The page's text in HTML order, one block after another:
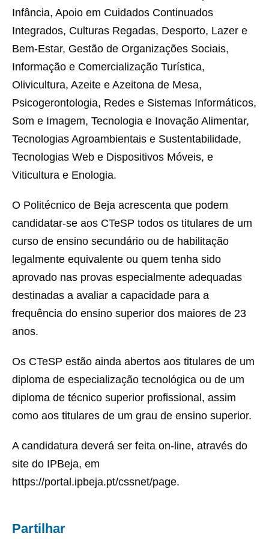
Infância, Apoio em Cuidados Continuados
Integrados, Culturas Regadas, Desporto, Lazer e
Bem-Estar, Gestão de Organizações Sociais,
Informação e Comercialização Turística,
Olivicultura, Azeite e Azeitona de Mesa,
Psicogerontologia, Redes e Sistemas Informáticos,
Som e Imagem, Tecnologia e Inovação Alimentar,
Tecnologias Agroambientais e Sustentabilidade,
Tecnologias Web e Dispositivos Móveis, e
Viticultura e Enologia.
O Politécnico de Beja acrescenta que podem
candidatar-se aos CTeSP todos os titulares de um
curso de ensino secundário ou de habilitação
legalmente equivalente ou quem tenha sido
aprovado nas provas especialmente adequadas
destinadas a avaliar a capacidade para a
frequência do ensino superior dos maiores de 23
anos.
Os CTeSP estão ainda abertos aos titulares de um
diploma de especialização tecnológica ou de um
diploma de técnico superior profissional, assim
como aos titulares de um grau de ensino superior.
A candidatura deverá ser feita on-line, através do
site do IPBeja, em
https://portal.ipbeja.pt/cssnet/page.
Partilhar